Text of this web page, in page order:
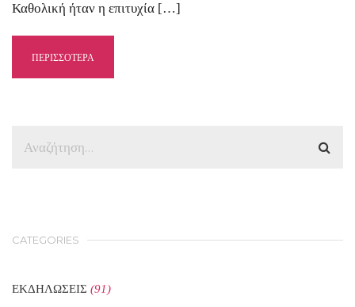
Καθολική ήταν η επιτυχία […]
ΠΕΡΙΣΣΟΤΕΡΑ
CATEGORIES
ΕΚΔΗΛΩΣΕΙΣ (91)